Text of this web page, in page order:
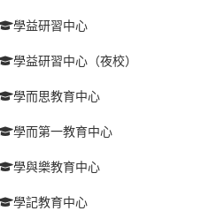
學益研習中心
學益研習中心（夜校）
學而思教育中心
學而第一教育中心
學與樂教育中心
學記教育中心